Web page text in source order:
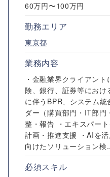
60万円〜100万円
勤務エリア
東京都
業務内容
・金融業界クライアン
険、銀行、証券等にお
に伴うBPR、システム
ダー（購買部門・IT部門
整・報告 ・エキスパー
計画・推進支援 ・AIを
向けたソリューション検
必須スキル